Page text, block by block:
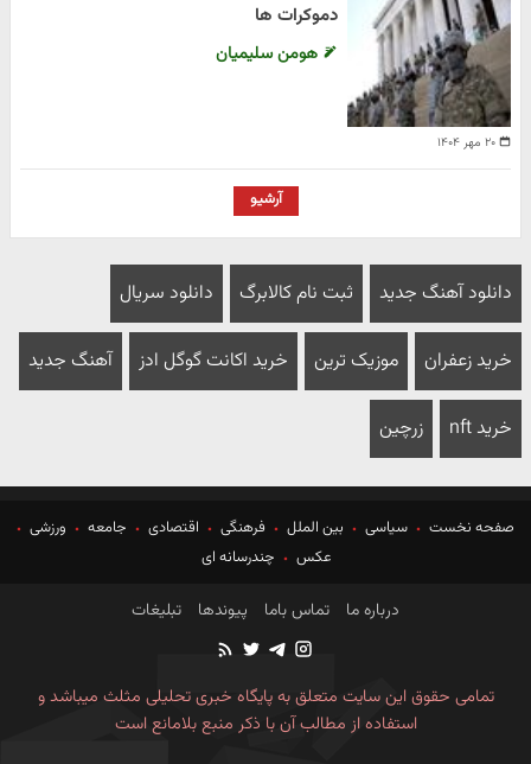
۲۰ مهر ۱۴۰۴
دموکرات ها
هومن سلیمیان
آرشیو
دانلود آهنگ جدید ثبت نام کالابرگ دانلود سریال
خرید زعفران موزیک ترین خرید اکانت گوگل ادز آهنگ جدید
خرید nft زرچین
صفحه نخست سیاسی بین الملل فرهنگی اقتصادی جامعه
ورزشی
عکس
چندرسانه ای
درباره ما تماس باما پیوندها تبلیغات
تمامی حقوق این سایت متعلق به پایگاه خبری تحلیلی مثلث میباشد و
استفاده از مطالب آن با ذکر منبع بلامانع است